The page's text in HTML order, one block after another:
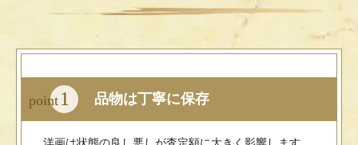
point 1 品物は丁寧に保存